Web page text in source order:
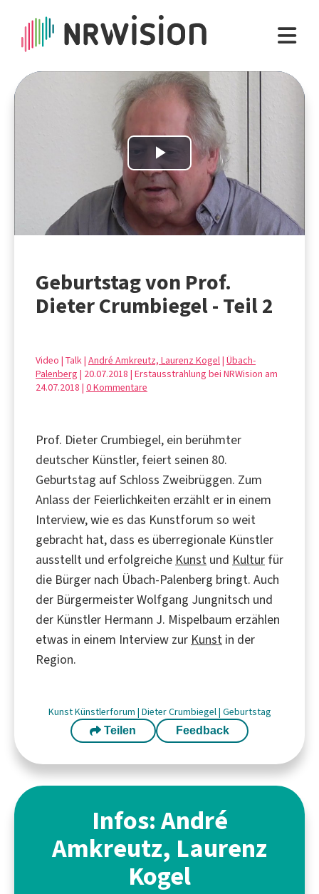
Play
Video
Geburtstag von Prof.
Dieter Crumbiegel - Teil 2
Video | Talk | André Amkreutz, Laurenz Kogel| Übach-
Palenberg | 20.07.2018 | Erstausstrahlung bei NRWision am
24.07.2018 | 0 Kommentare
Prof. Dieter Crumbiegel, ein berühmter
deutscher Künstler, feiert seinen 80.
Geburtstag auf Schloss Zweibrüggen. Zum
Anlass der Feierlichkeiten erzählt er in einem
Interview, wie es das Kunstforum so weit
gebracht hat, dass es überregionale Künstler
ausstellt und erfolgreiche Kunst und Kultur für
die Bürger nach Übach-Palenberg bringt. Auch
der Bürgermeister Wolfgang Jungnitsch und
der Künstler Hermann J. Mispelbaum erzählen
etwas in einem Interview zur Kunst in der
Region.
KunstKünstlerforum | Dieter Crumbiegel| Geburtstag
Teilen Feedback
Infos: André
Amkreutz, Laurenz
Kogel